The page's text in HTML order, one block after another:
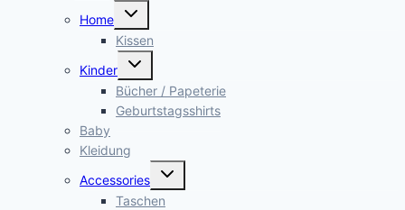
Home
Untermenü
Kissen
Kinder
Untermenü
Bücher / Papeterie
Geburtstagsshirts
Baby
Kleidung
Accessories
Untermenü
Taschen